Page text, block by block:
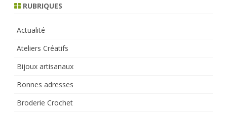
RUBRIQUES
Actualité
Ateliers Créatifs
Bijoux artisanaux
Bonnes adresses
Broderie Crochet